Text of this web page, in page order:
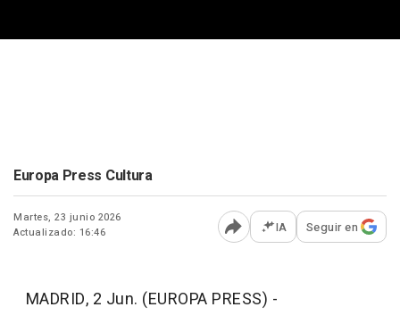
Europa Press Cultura
Martes, 23 junio 2026
Actualizado: 16:46
Abrir opciones para
IA Seguir en
MADRID, 2 Jun. (EUROPA PRESS) -